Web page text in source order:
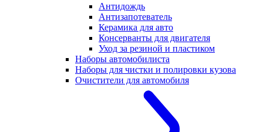
Антидождь
Антизапотеватель
Керамика для авто
Консерванты для двигателя
Уход за резиной и пластиком
Наборы автомобилиста
Наборы для чистки и полировки кузова
Очистители для автомобиля